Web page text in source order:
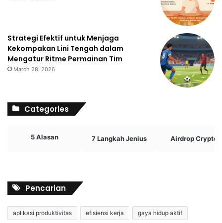
Strategi Efektif untuk Menjaga
Kekompakan Lini Tengah dalam
Mengatur Ritme Permainan Tim
March 28, 2026
Categories
5 Alasan 7 Langkah Jenius Airdrop Crypto
Pencarian
aplikasi produktivitas efisiensi kerja gaya hidup aktif